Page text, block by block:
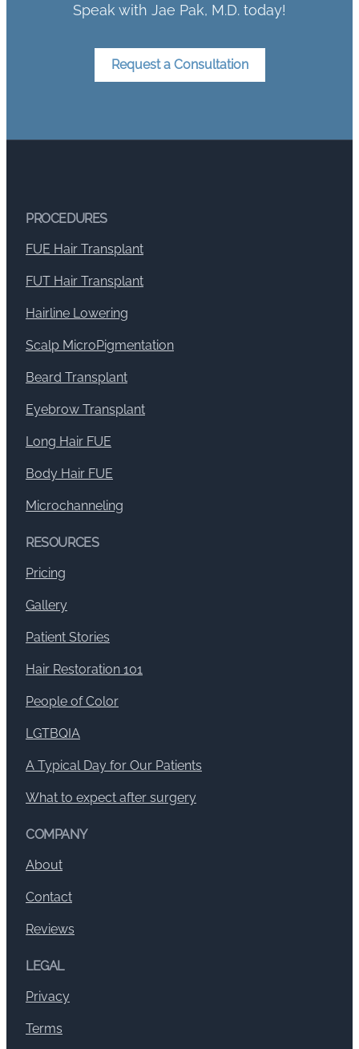
Speak with Jae Pak, M.D. today!
Request a Consultation
PROCEDURES
FUE Hair Transplant
FUT Hair Transplant
Hairline Lowering
Scalp MicroPigmentation
Beard Transplant
Eyebrow Transplant
Long Hair FUE
Body Hair FUE
Microchanneling
RESOURCES
Pricing
Gallery
Patient Stories
Hair Restoration 101
People of Color
LGTBQIA
A Typical Day for Our Patients
What to expect after surgery
COMPANY
About
Contact
Reviews
LEGAL
Privacy
Terms